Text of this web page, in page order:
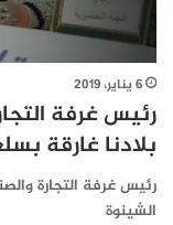
6 يناير، 2019
رئيس غرفة
بلادنا غارقة
رئيس غرفة التجارة
الشينوة